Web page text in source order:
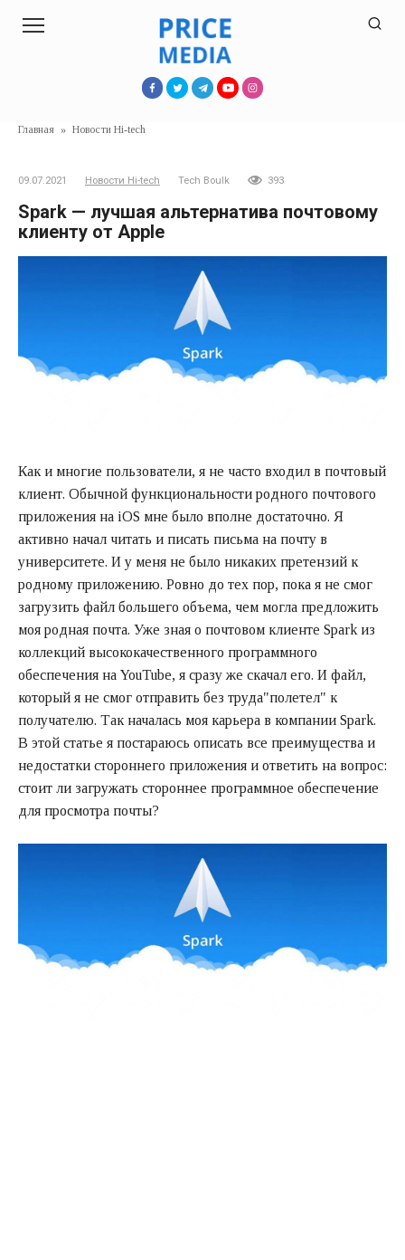
Главная » Новости Hi-tech
09.07.2021 Новости Hi-tech Tech Boulk 393
Spark — лучшая альтернатива почтовому
клиенту от Apple
Как и многие пользователи, я не часто входил в почтовый
клиент. Обычной функциональности родного почтового
приложения на iOS мне было вполне достаточно. Я
активно начал читать и писать письма на почту в
университете. И у меня не было никаких претензий к
родному приложению. Ровно до тех пор, пока я не смог
загрузить файл большего объема, чем могла предложить
моя родная почта. Уже зная о почтовом клиенте Spark из
коллекций высококачественного программного
обеспечения на YouTube, я сразу же скачал его. И файл,
который я не смог отправить без труда"полетел" к
получателю. Так началась моя карьера в компании Spark.
В этой статье я постараюсь описать все преимущества и
недостатки стороннего приложения и ответить на вопрос:
стоит ли загружать стороннее программное обеспечение
для просмотра почты?